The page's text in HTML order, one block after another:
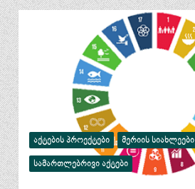
ᲐᲥᲢᲔᲑᲘᲡ ᲞᲠᲝᲔᲥᲢᲔᲑᲘ ᲛᲔᲠᲘᲘᲡ ᲡᲘᲐᲮᲚᲔᲔᲑᲘ
ᲡᲐᲛᲐᲠᲗᲚᲔᲑᲠᲘᲕᲘ ᲐᲥᲢᲔᲑᲘ